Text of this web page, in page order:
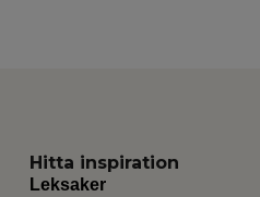
Hitta inspiration
Leksaker